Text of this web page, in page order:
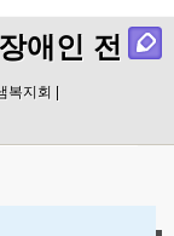
애인 전
복지회 |